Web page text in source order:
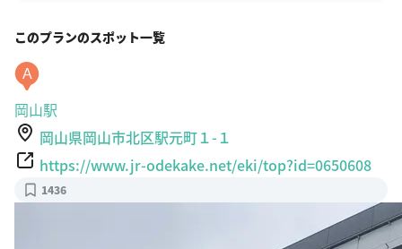
このプランのスポット一覧
A
岡山駅
岡山県岡山市北区駅元町１-１
https://www.jr-odekake.net/eki/top?id=0650608
1436